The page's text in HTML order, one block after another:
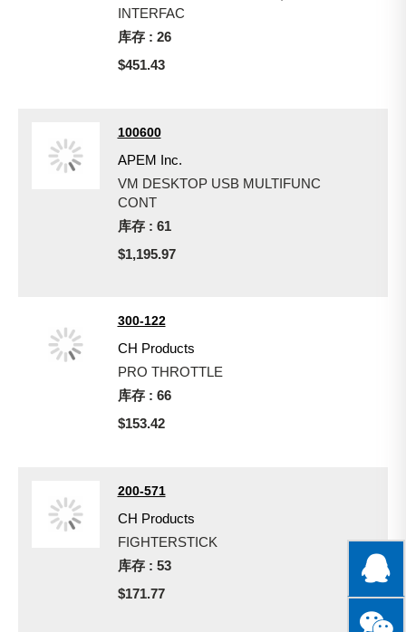
INTERFAC
库存 : 26
$451.43
100600
APEM Inc.
VM DESKTOP USB MULTIFUNC
CONT
库存 : 61
$1,195.97
300-122
CH Products
PRO THROTTLE
库存 : 66
$153.42
200-571
CH Products
FIGHTERSTICK
库存 : 53
$171.77